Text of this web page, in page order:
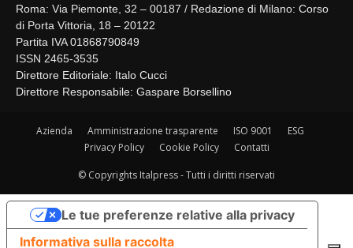
Roma: Via Piemonte, 32 – 00187 / Redazione di Milano: Corso
di Porta Vittoria, 18 – 20122
Partita IVA 01868790849
ISSN 2465-3535
Direttore Editoriale: Italo Cucci
Direttore Responsabile: Gaspare Borsellino
Azienda Amministrazione trasparente ISO 9001
ESG
Privacy Policy
Cookie Policy Contatti
© Copyrights Italpress - Tutti i diritti riservati
Informativa sulla raccolta
Le tue preferenze relative alla privacy